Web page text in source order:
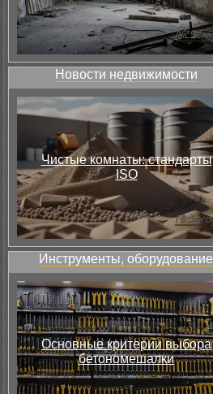
Новости недвижимости
Чистые комнаты: стандарты
ISO
Инструменты, оборудование
Основные критерии выбора
бетономешалки